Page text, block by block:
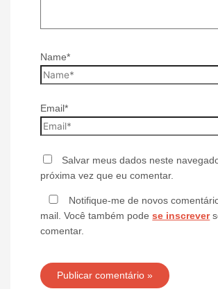
Name*
Email*
Salvar meus dados neste
próxima vez que eu comentar.
Notifique-me de novos
mail. Você também podese inscrever
comentar.